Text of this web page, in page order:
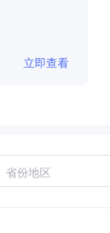
立即查看
省份地区